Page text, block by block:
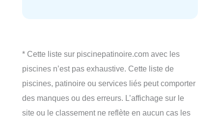
* Cette liste sur piscinepatinoire.com avec les
piscines n’est pas exhaustive. Cette liste de
piscines, patinoire ou services liés peut comporter
des manques ou des erreurs. L’affichage sur le
site ou le classement ne reflète en aucun cas les